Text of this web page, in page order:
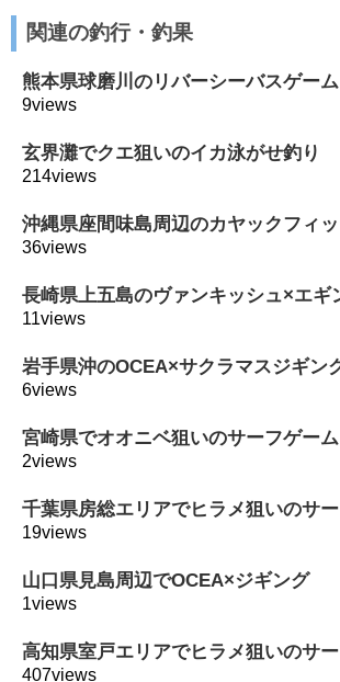
関連の釣行・釣果
熊本県球磨川のリバーシーバスゲーム
9views
玄界灘でクエ狙いのイカ泳がせ釣り
214views
沖縄県座間味島周辺のカヤックフィ
36views
長崎県上五島のヴァンキッシュ×エギ
11views
岩手県沖のOCEA×サクラマスジギン
6views
宮崎県でオオニベ狙いのサーフゲーム
2views
千葉県房総エリアでヒラメ狙いのサ
19views
山口県見島周辺でOCEA×ジギング
1views
高知県室戸エリアでヒラメ狙いのサ
407views